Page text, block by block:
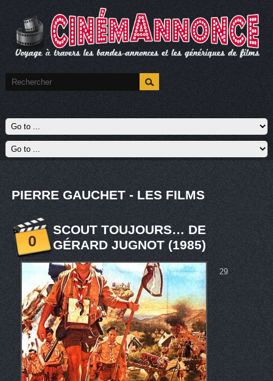
PIERRE GAUCHET - LES FILMS
0
SCOUT TOUJOURS… DE
GÉRARD JUGNOT (1985)
29